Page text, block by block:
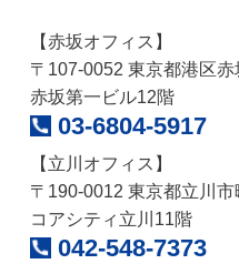
【赤坂オフィス】
〒107-0052 東京都港区
赤坂第一ビル12階
03-6804-5917
【立川オフィス】
〒190-0012 東京都立川
コアシティ立川11階
042-548-7373